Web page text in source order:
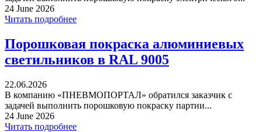
24 June 2026
Читать подробнее
Порошковая покраска алюминиевых
светильников в RAL 9005
22.06.2026
В компанию «ПНЕВМОПОРТАЛ» обратился заказчик с
задачей выполнить порошковую покраску партии...
24 June 2026
Читать подробнее